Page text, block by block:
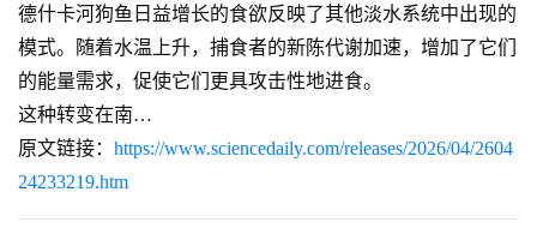
德什卡河狗鱼日益增长的食欲反映了其他淡水系统中出现的
模式。随着水温上升，捕食者的新陈代谢加速，增加了它们
的能量需求，促使它们更具攻击性地进食。
这种转变在南…
原文链接： https://www.sciencedaily.com/releases/2026/04/2604
24233219.htm